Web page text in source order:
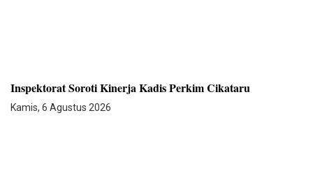
Inspektorat Soroti Kinerja Kadis Perkim Cikataru
Kamis, 6 Agustus 2026